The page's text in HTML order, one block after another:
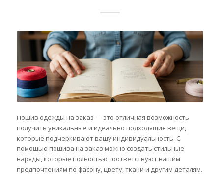
Пошив одежды на заказ — это отличная возможность
получить уникальные и идеально подходящие вещи,
которые подчеркивают вашу индивидуальность. С
помощью пошива на заказ можно создать стильные
наряды, которые полностью соответствуют вашим
предпочтениям по фасону, цвету, ткани и другим деталям.